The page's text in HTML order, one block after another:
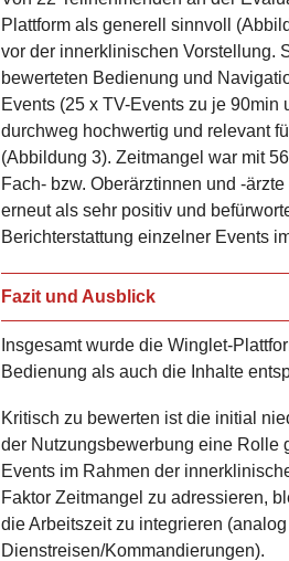
Plattform als generell sinnvoll
vor der innerklinischen Vorstellung.
bewerteten Bedienung und
Events (25 x TV-Events zu je
durchweg hochwertig und relevant
(Abbildung 3). Zeitmangel war mit
Fach- bzw. Oberärztinnen und -
erneut als sehr positiv und
Berichterstattung einzelner Events
Fazit und Ausblick
Insgesamt wurde die Winglet-
Bedienung als auch die Inhalte
Kritisch zu bewerten ist die initial
der Nutzungsbewerbung eine Rolle
Events im Rahmen der
Faktor Zeitmangel zu adressieren,
die Arbeitszeit zu integrieren
Dienstreisen/Kommandierungen).